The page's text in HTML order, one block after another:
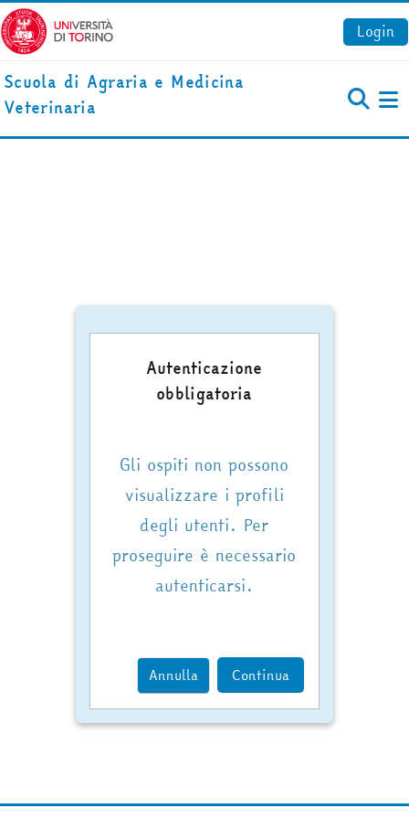
Vai al contenuto principale
Login
Scuola di Agraria e Medicina
Veterinaria
Autenticazione
obbligatoria
Gli ospiti non possono
visualizzare i profili
degli utenti. Per
proseguire è necessario
autenticarsi.
Annulla Continua